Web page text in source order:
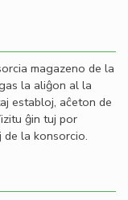
magazeno de la
la aliĝon al la
establoj, aĉeton de
ĝin tuj por
la konsorcio.